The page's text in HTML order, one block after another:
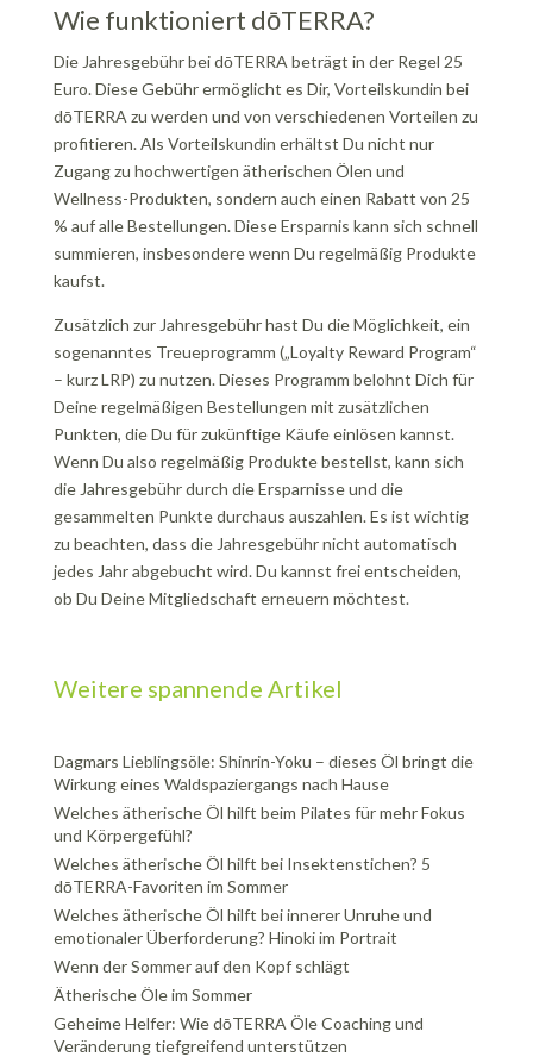
Wie funktioniert dōTERRA?
Die Jahresgebühr bei dōTERRA beträgt in der Regel 25
Euro. Diese Gebühr ermöglicht es Dir, Vorteilskundin bei
dōTERRA zu werden und von verschiedenen Vorteilen zu
profitieren. Als Vorteilskundin erhältst Du nicht nur
Zugang zu hochwertigen ätherischen Ölen und
Wellness-Produkten, sondern auch einen Rabatt von 25
% auf alle Bestellungen. Diese Ersparnis kann sich schnell
summieren, insbesondere wenn Du regelmäßig Produkte
kaufst.
Zusätzlich zur Jahresgebühr hast Du die Möglichkeit, ein
sogenanntes Treueprogramm („Loyalty Reward Program“
– kurz LRP) zu nutzen. Dieses Programm belohnt Dich für
Deine regelmäßigen Bestellungen mit zusätzlichen
Punkten, die Du für zukünftige Käufe einlösen kannst.
Wenn Du also regelmäßig Produkte bestellst, kann sich
die Jahresgebühr durch die Ersparnisse und die
gesammelten Punkte durchaus auszahlen. Es ist wichtig
zu beachten, dass die Jahresgebühr nicht automatisch
jedes Jahr abgebucht wird. Du kannst frei entscheiden,
ob Du Deine Mitgliedschaft erneuern möchtest.
Weitere spannende Artikel
Dagmars Lieblingsöle: Shinrin-Yoku – dieses Öl bringt die
Wirkung eines Waldspaziergangs nach Hause
Welches ätherische Öl hilft beim Pilates für mehr Fokus
und Körpergefühl?
Welches ätherische Öl hilft bei Insektenstichen? 5
dōTERRA-Favoriten im Sommer
Welches ätherische Öl hilft bei innerer Unruhe und
emotionaler Überforderung? Hinoki im Portrait
Wenn der Sommer auf den Kopf schlägt
Ätherische Öle im Sommer
Geheime Helfer: Wie dōTERRA Öle Coaching und
Veränderung tiefgreifend unterstützen